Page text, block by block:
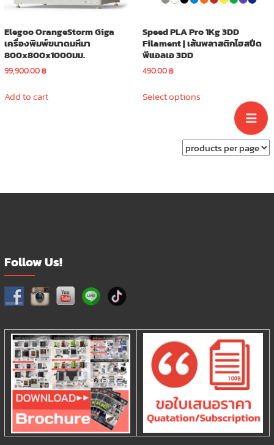
Elegoo OrangeStorm Giga
เครื่องพิมพ์ขนาดมหึมา
800x800x1000มม.
99,900.00฿
Add to cart
Speed PLA Pro 1Kg 3DD
Filament | เส้นพลาสติกไฮสปีด
พีแอลเอ 3DD
490.00฿
Select optionsproduct
variants.
The
be
Follow Us!